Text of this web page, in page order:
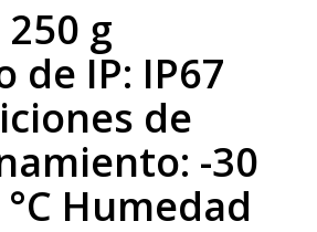
g
de IP: IP67
de
-30
°C Humedad